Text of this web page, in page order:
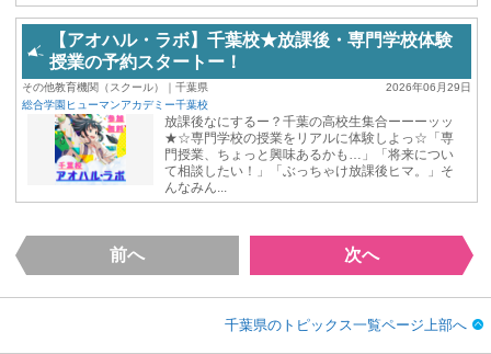
【アオハル・ラボ】千葉校★放課後・専門学校体験
授業の予約スタートー！
2026年06月29日
その他教育機関（スクール）｜千葉県
総合学園ヒューマンアカデミー千葉校
放課後なにするー？千葉の高校生集合ーーーッッ
★☆専門学校の授業をリアルに体験しよっ☆「専
門授業、ちょっと興味あるかも…」「将来につい
て相談したい！」「ぶっちゃけ放課後ヒマ。」そ
んなみん...
前へ 次へ
千葉県のトピックス一覧ページ上部へ